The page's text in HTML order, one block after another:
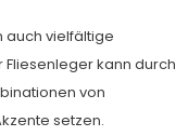
auch vielfältige
kann durch
von
setzen.